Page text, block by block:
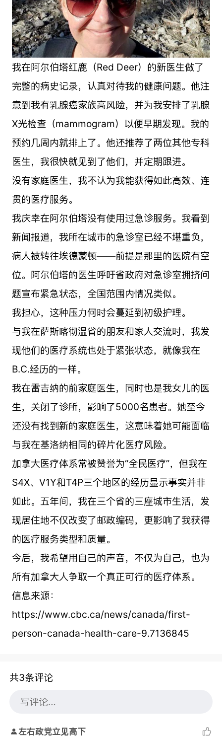
我在阿尔伯塔红鹿（Red Deer）的新医生做了
完整的病史记录，认真对待我的健康问题。他注
意到我有乳腺癌家族高风险，并为我安排了乳腺
X光检查（mammogram）以便早期发现。我的
预约几周内就排上了。他还推荐了两位其他专科
医生，我很快就见到了他们，并定期跟进。
没有家庭医生，我不认为我能获得如此高效、连
贯的医疗服务。
我庆幸在阿尔伯塔没有使用过急诊服务。我看到
新闻报道，我所在城市的急诊室已经不堪重负，
病人被转往埃德蒙顿——前提是那里的医院有空
位。阿尔伯塔的医生呼吁省政府对急诊室拥挤问
题宣布紧急状态，全国范围内情况类似。
我担心，这种压力何时会蔓延到初级护理。
与我在萨斯喀彻温省的朋友和家人交流时，我发
现他们的医疗系统也处于紧张状态，就像我在
B.C.经历的一样。
我在雷吉纳的前家庭医生，同时也是我女儿的医
生，关闭了诊所，影响了5000名患者。她至今
还没有找到新的家庭医生，这意味着她可能面临
与我在基洛纳相同的碎片化医疗风险。
加拿大医疗体系常被赞誉为“全民医疗”，但我在
S4X、V1Y和T4P三个地区的经历显示事实并非
如此。五年间，我在三个省的三座城市生活，发
现居住地不仅改变了邮政编码，更影响了我获得
的医疗服务类型和质量。
今后，我希望用自己的声音，不仅为自己，也为
所有加拿大人争取一个真正可行的医疗体系。
信息来源：
https://www.cbc.ca/news/canada/first-
person-canada-health-care-9.7136845
共3条评论
左右政党立见高下